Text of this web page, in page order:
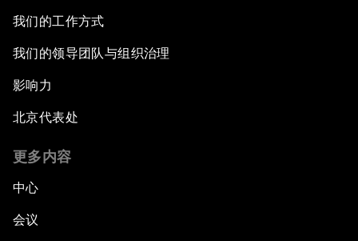
我们的工作方式
我们的领导团队与组织治理
影响力
北京代表处
更多内容
中心
会议